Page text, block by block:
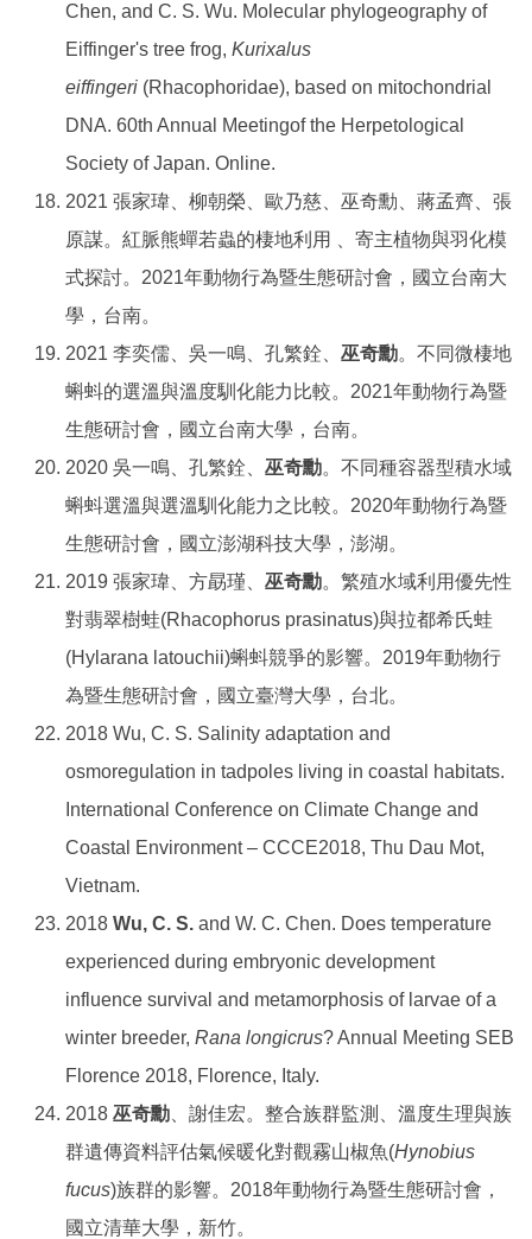
Chen, and C. S. Wu. Molecular phylogeography of
Eiffinger's tree frog, Kurixalus
eiffingeri (Rhacophoridae), based on mitochondrial
DNA. 60th Annual Meetingof the Herpetological
Society of Japan. Online.
2021 張家瑋、柳朝榮、歐乃慈、巫奇勳、蔣孟齊、張
原謀。紅脈熊蟬若蟲的棲地利用 、寄主植物與羽化模
式探討。2021年動物行為暨生態研討會，國立台南大
學，台南。
2021 李奕儒、吳一鳴、孔繁銓、 巫奇勳。不同微棲地
蝌蚪的選溫與溫度馴化能力比較。2021年動物行為暨
生態研討會，國立台南大學，台南。
2020 吳一鳴、孔繁銓、 巫奇勳。不同種容器型積水域
蝌蚪選溫與選溫馴化能力之比較。2020年動物行為暨
生態研討會，國立澎湖科技大學，澎湖。
2019 張家瑋、方勗瑾、 巫奇勳。繁殖水域利用優先性
對翡翠樹蛙(Rhacophorus prasinatus)與拉都希氏蛙
(Hylarana latouchii)蝌蚪競爭的影響。2019年動物行
為暨生態研討會，國立臺灣大學，台北。
2018 Wu, C. S. Salinity adaptation and
osmoregulation in tadpoles living in coastal habitats.
International Conference on Climate Change and
Coastal Environment – CCCE2018, Thu Dau Mot,
Vietnam.
2018 Wu, C. S. and W. C. Chen. Does temperature
experienced during embryonic development
influence survival and metamorphosis of larvae of a
winter breeder, Rana longicrus? Annual Meeting SEB
Florence 2018, Florence, Italy.
2018 巫奇勳 、謝佳宏。整合族群監測、溫度生理與族
群遺傳資料評估氣候暖化對觀霧山椒魚(Hynobius
fucus)族群的影響。2018年動物行為暨生態研討會，
國立清華大學，新竹。